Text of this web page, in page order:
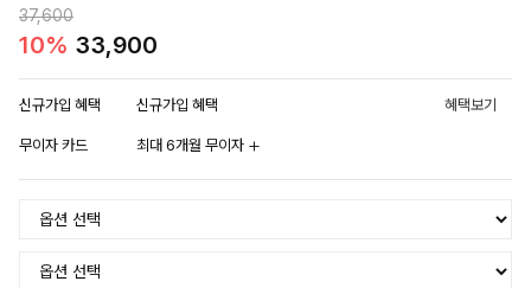
37,600
10% 33,900
신규가입 혜택 신규가입 혜택 혜택보기
무이자 카드 최대 6개월 무이자